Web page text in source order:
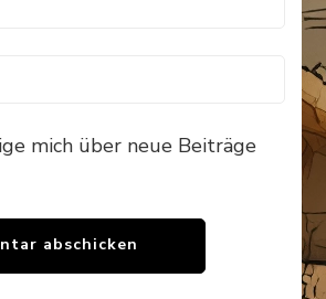
mich über neue Beiträge